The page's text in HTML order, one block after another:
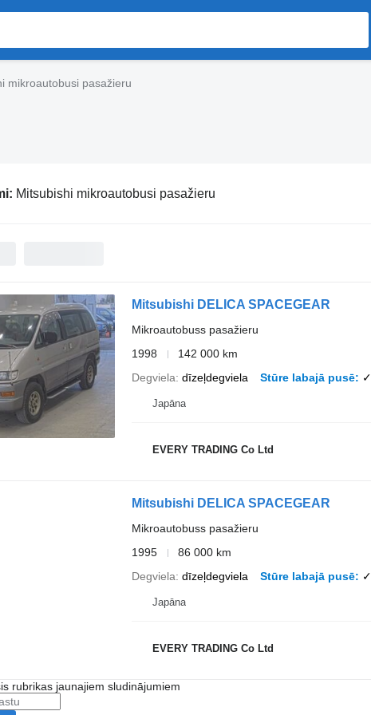
mikroautobusi pasažieru
Mitsubishi mikroautobusi pasažieru
Mitsubishi DELICA SPACEGEAR
Mikroautobuss pasažieru
1998
142 000 km
Degviela dīzeļdegviela Stūre labajā pusē ✓
Japāna
EVERY TRADING Co Ltd
Mitsubishi DELICA SPACEGEAR
Mikroautobuss pasažieru
1995
86 000 km
Degviela dīzeļdegviela Stūre labajā pusē ✓
Japāna
EVERY TRADING Co Ltd
rubrikas jaunajiem sludinājumiem